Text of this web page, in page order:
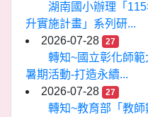
湖南國小辦理「
升實施計畫」系列研...
2026-07-28
27
轉知~國立彰化師
暑期活動-打造永續...
2026-07-28
27
轉知~教育部「教